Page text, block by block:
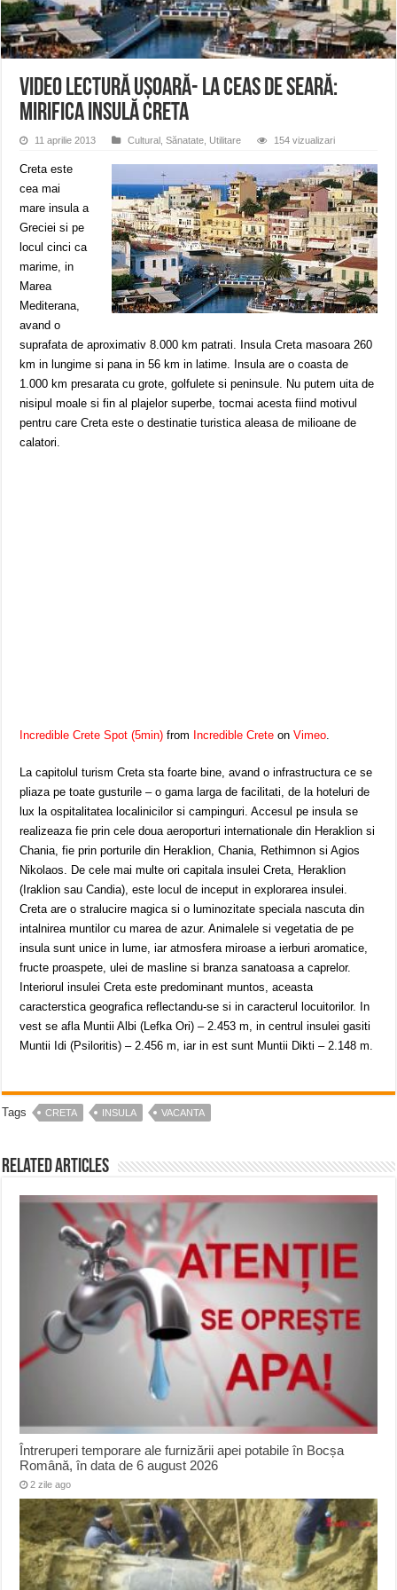
ANUNŢ OPRIRE APĂ în CARANSEBEȘ avarie
ANUNȚ OPRIRE APĂ în Reșița, cartier Țerova – avarie – 04.08.2026
VIDEO Lectură ușoară- la ceas de seară:
Mirifica insulă Creta
11 aprilie 2013 Cultural ,Sănatate, Utilitare 154 vizualizari
Creta este
cea mai
mare insula a
Greciei si pe
locul cinci ca
marime, in
Marea
Mediterana,
avand o
suprafata de aproximativ 8.000 km patrati. Insula Creta masoara 260
km in lungime si pana in 56 km in latime. Insula are o coasta de
1.000 km presarata cu grote, golfulete si peninsule. Nu putem uita de
nisipul moale si fin al plajelor superbe, tocmai acesta fiind motivul
pentru care Creta este o destinatie turistica aleasa de milioane de
calatori.
Incredible Crete Spot (5min) from Incredible Crete onVimeo.
La capitolul turism Creta sta foarte bine, avand o infrastructura ce se
pliaza pe toate gusturile – o gama larga de facilitati, de la hoteluri de
lux la ospitalitatea localinicilor si campinguri. Accesul pe insula se
realizeaza fie prin cele doua aeroporturi internationale din Heraklion si
Chania, fie prin porturile din Heraklion, Chania, Rethimnon si Agios
Nikolaos. De cele mai multe ori capitala insulei Creta, Heraklion
(Iraklion sau Candia), este locul de inceput in explorarea insulei.
Creta are o stralucire magica si o luminozitate speciala nascuta din
intalnirea muntilor cu marea de azur. Animalele si vegetatia de pe
insula sunt unice in lume, iar atmosfera miroase a ierburi aromatice,
fructe proaspete, ulei de masline si branza sanatoasa a caprelor.
Interiorul insulei Creta este predominant muntos, aceasta
caracterstica geografica reflectandu-se si in caracterul locuitorilor. In
vest se afla Muntii Albi (Lefka Ori) – 2.453 m, in centrul insulei gasiti
Muntii Idi (Psiloritis) – 2.456 m, iar in est sunt Muntii Dikti – 2.148 m.
Tags CRETA INSULA VACANTA
Related Articles
Întreruperi temporare ale furnizării apei potabile în Bocșa
Română, în data de 6 august 2026
2 zile ago